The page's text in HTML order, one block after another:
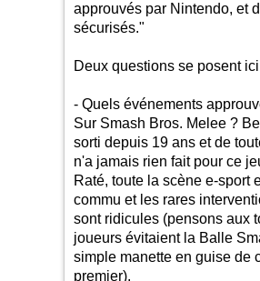
approuvés par Nintendo, et
sécurisés."
Deux questions se posent ici
- Quels événements
Sur Smash Bros. Melee ?
sorti depuis 19 ans et de
n'a jamais rien fait pour ce
Raté, toute la scène e-sport
commu et les rares
sont ridicules (pensons aux
joueurs évitaient la Balle
simple manette en guise de
premier).